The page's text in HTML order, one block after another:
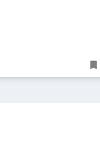
だよおこの関西お